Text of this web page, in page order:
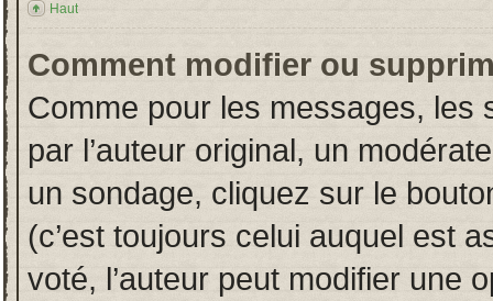
Haut
Comment modifier ou
Comme pour les messages, les
par l’auteur original, un
un sondage, cliquez sur le
(c’est toujours celui auquel est
voté, l’auteur peut modifier une